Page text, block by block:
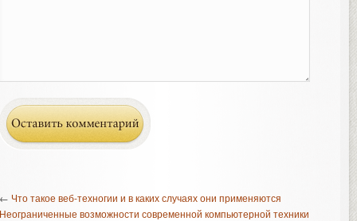
Что такое веб-техногии и в каких случаях они применяются
возможности современной компьютерной техники